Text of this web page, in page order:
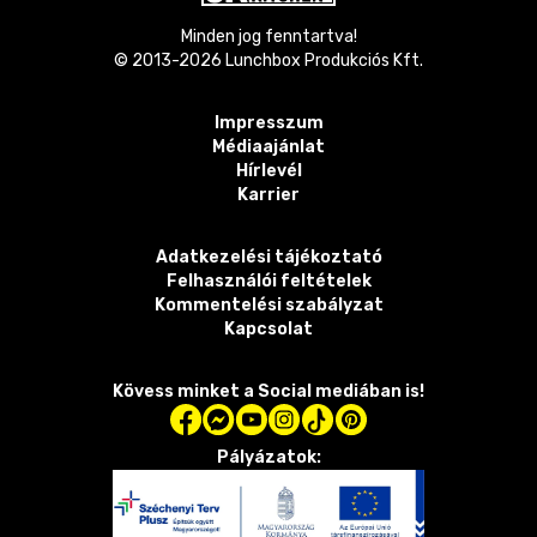
Minden jog fenntartva!
© 2013-2026 Lunchbox Produkciós Kft.
Impresszum
Médiaajánlat
Hírlevél
Karrier
Adatkezelési tájékoztató
Felhasználói feltételek
Kommentelési szabályzat
Kapcsolat
Kövess minket a Social mediában is!
Pályázatok: